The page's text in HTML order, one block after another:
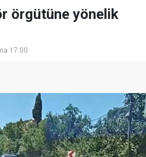
örgütüne yönelik
17:00